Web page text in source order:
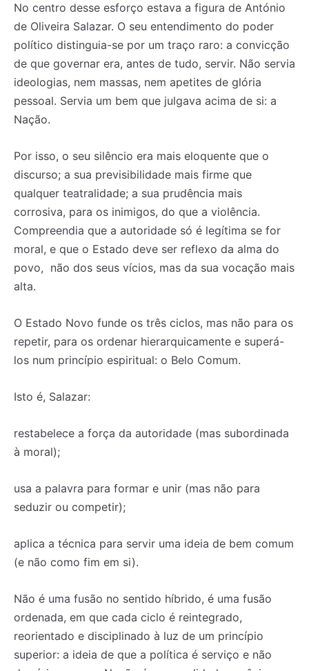
No centro desse esforço estava a figura de António
de Oliveira Salazar. O seu entendimento do poder
político distinguia-se por um traço raro: a convicção
de que governar era, antes de tudo, servir. Não servia
ideologias, nem massas, nem apetites de glória
pessoal. Servia um bem que julgava acima de si: a
Nação.
Por isso, o seu silêncio era mais eloquente que o
discurso; a sua previsibilidade mais firme que
qualquer teatralidade; a sua prudência mais
corrosiva, para os inimigos, do que a violência.
Compreendia que a autoridade só é legítima se for
moral, e que o Estado deve ser reflexo da alma do
povo, não dos seus vícios, mas da sua vocação mais
alta.
O Estado Novo funde os três ciclos, mas não para os
repetir, para os ordenar hierarquicamente e superá-
los num princípio espiritual: o Belo Comum.
Isto é, Salazar:
restabelece a força da autoridade (mas subordinada
à moral);
usa a palavra para formar e unir (mas não para
seduzir ou competir);
aplica a técnica para servir uma ideia de bem comum
(e não como fim em si).
Não é uma fusão no sentido híbrido, é uma fusão
ordenada, em que cada ciclo é reintegrado,
reorientado e disciplinado à luz de um princípio
superior: a ideia de que a política é serviço e não